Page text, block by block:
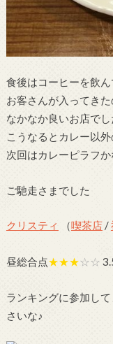
食後はコーヒーを飲
お客さんが入ってき
なかなか良いお店でし
こうなるとカレー以
次回はカレーピラフか
ご馳走さまでした
クリスティ （喫茶店/
昼総合点★★★☆☆
ランキングに参加し
さいな♪